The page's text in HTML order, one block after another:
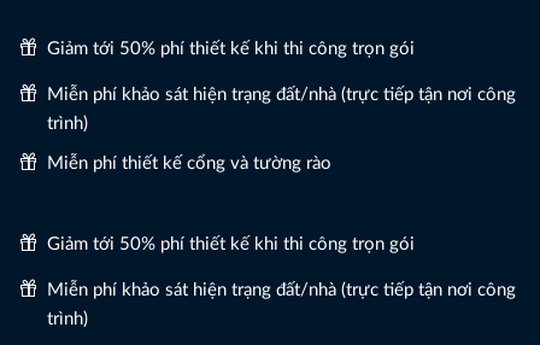
Giảm tới 50% phí thiết kế khi thi công trọn gói
Miễn phí khảo sát hiện trạng đất/nhà (trực tiếp tận nơi công
trình)
Miễn phí thiết kế cổng và tường rào
Giảm tới 50% phí thiết kế khi thi công trọn gói
Miễn phí khảo sát hiện trạng đất/nhà (trực tiếp tận nơi công
trình)